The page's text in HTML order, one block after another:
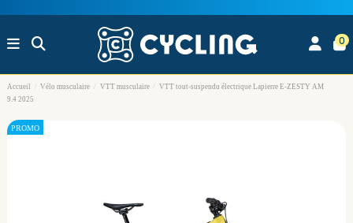
0
Accueil Vélo musculaire VTT musculaire
VTT tout-suspendu électrique Lapierre E-ZESTY AM
9.4 2025